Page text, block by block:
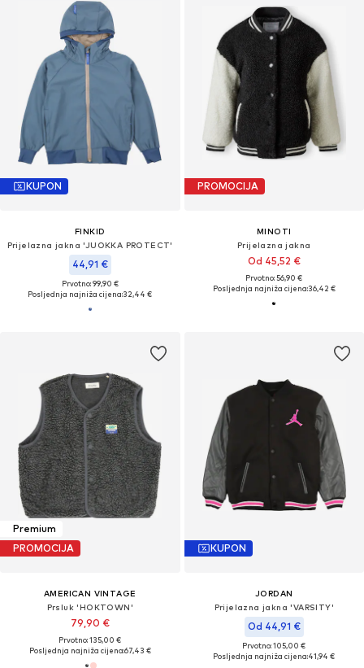
KUPON
FINKID
Prijelazna jakna 'JUOKKA PROTECT'
44,91 €
Prvotno: 99,90 €
Posljednja najniža cijena:32,44 €
PROMOCIJA
MINOTI
Prijelazna jakna
Od 45,52 €
Prvotno: 56,90 €
Posljednja najniža cijena:36,42 €
Premium
PROMOCIJA
AMERICAN VINTAGE
Prsluk 'HOKTOWN'
79,90 €
Prvotno: 135,00 €
Posljednja najniža cijena:67,43 €
KUPON
JORDAN
Prijelazna jakna 'VARSITY'
Od 44,91 €
Prvotno: 105,00 €
Posljednja najniža cijena:41,94 €